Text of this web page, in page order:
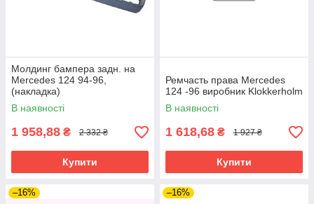
Молдинг бампера задн. на
Mercedes 124 94-96,
(накладка)
В наявності
1 958,88 ₴ 2 332 ₴
Купити
Ремчасть права Mercedes
124 -96 виробник Klokkerholm
В наявності
1 618,68 ₴ 1 927 ₴
Купити
–16% –16%